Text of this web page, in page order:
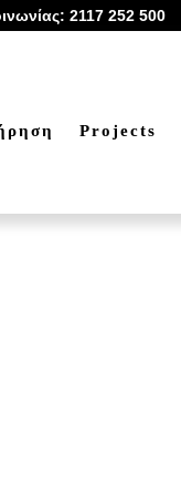
2117 252 500
Projects